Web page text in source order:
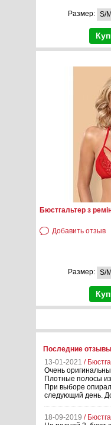
Размер:
Бюстгальтер з
Добавить отзыв
Размер:
Последние
13-01-2021 /
Очень
Плотные полосы
При выборе
следующий день.
18-09-2019 /